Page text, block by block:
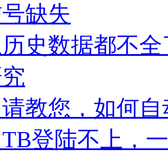
缺失
史数据都不全
教您，如何
登陆不上，